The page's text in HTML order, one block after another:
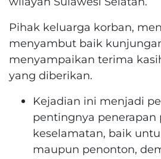
Pihak keluarga korban,
menyambut baik
menyampaikan terima
yang diberikan.
Kejadian ini menjadi
pentingnya penerapan
keselamatan, baik
maupun penonton,